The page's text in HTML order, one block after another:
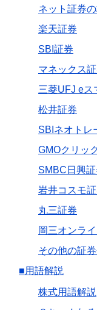
ネット証券
楽天証券
SBI証券
マネックス
三菱UFJ eス
松井証券
SBIネオトレ
GMOクリッ
SMBC日興証
岩井コスモ
丸三証券
岡三オンラ
その他の証
■用語解説
株式用語解説